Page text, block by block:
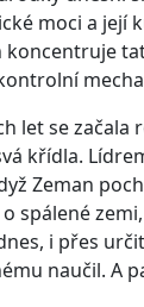
moci a její
let se
křídla.
Zeman
spálené
i přes
naučil. A